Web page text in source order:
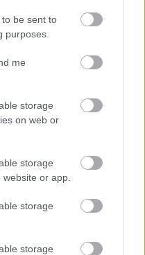
be sent to
purposes.
me
storage
on web or
storage
or app.
storage
storage
kerültünk, hogy az
súlyos
alkalmas személyek
hátra, nyissunk ki
tragédiánkon. Egyre
a sör mindenképpen
után kiváló
megóvja értékes